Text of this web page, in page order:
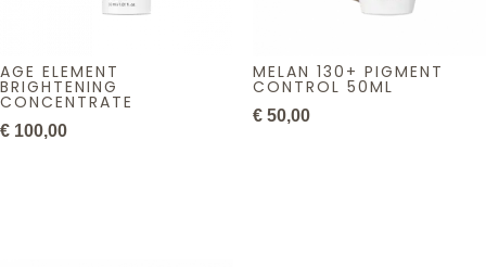
AGE ELEMENT
BRIGHTENING
CONCENTRATE
€ 100,00
MELAN 130+ PIGMENT
CONTROL 50ML
€50,00